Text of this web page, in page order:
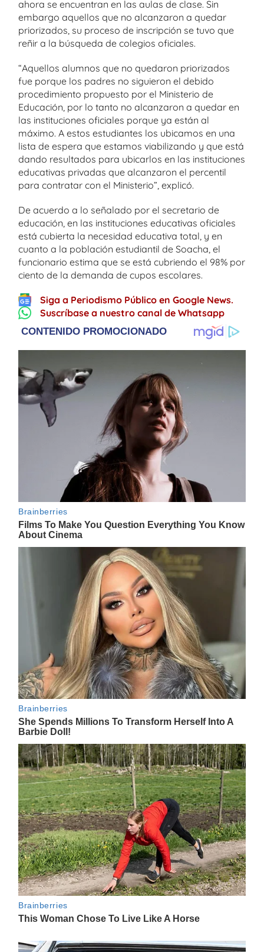
ahora se encuentran en las aulas de clase. Sin
embargo aquellos que no alcanzaron a quedar
priorizados, su proceso de inscripción se tuvo que
reñir a la búsqueda de colegios oficiales.
“Aquellos alumnos que no quedaron priorizados
fue porque los padres no siguieron el debido
procedimiento propuesto por el Ministerio de
Educación, por lo tanto no alcanzaron a quedar en
las instituciones oficiales porque ya están al
máximo. A estos estudiantes los ubicamos en una
lista de espera que estamos viabilizando y que está
dando resultados para ubicarlos en las instituciones
educativas privadas que alcanzaron el percentil
para contratar con el Ministerio”, explicó.
De acuerdo a lo señalado por el secretario de
educación, en las instituciones educativas oficiales
está cubierta la necesidad educativa total, y en
cuanto a la población estudiantil de Soacha, el
funcionario estima que se está cubriendo el 98% por
ciento de la demanda de cupos escolares.
Siga a Periodismo Público en Google News.
Suscríbase a nuestro canal de Whatsapp